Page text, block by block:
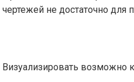
чертежей не достаточно для
Визуализировать возможно